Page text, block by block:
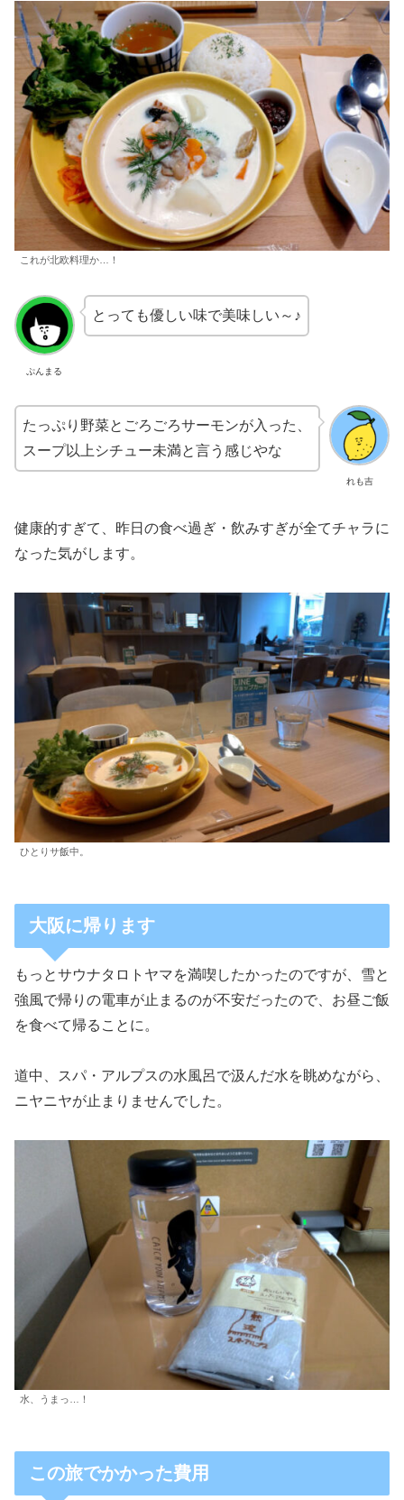
これが北欧料理か…！
ぷんまる
とっても優しい味で美味しい～♪
れも吉
たっぷり野菜とごろごろサーモンが入った、
スープ以上シチュー未満と言う感じやな
健康的すぎて、昨日の食べ過ぎ・飲みすぎが全てチャラに
なった気がします。
ひとりサ飯中。
大阪に帰ります
もっとサウナタロトヤマを満喫したかったのですが、雪と
強風で帰りの電車が止まるのが不安だったので、お昼ご飯
を食べて帰ることに。
道中、スパ・アルプスの水風呂で汲んだ水を眺めながら、
ニヤニヤが止まりませんでした。
水、うまっ…！
この旅でかかった費用